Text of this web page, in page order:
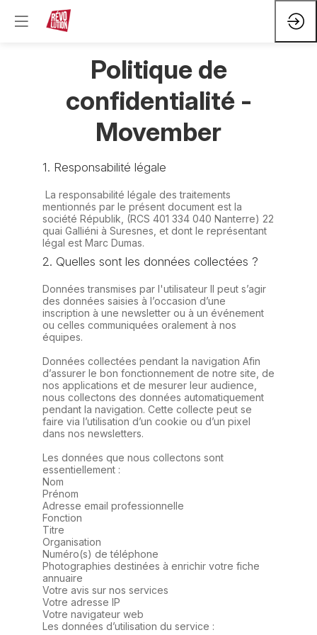
Politique de
confidentialité -
Movember
1. Responsabilité légale
La responsabilité légale des traitements
mentionnés par le présent document est la
société Républik, (RCS 401 334 040 Nanterre) 22
quai Galliéni à Suresnes, et dont le représentant
légal est Marc Dumas.
2. Quelles sont les données collectées ?
Données transmises par l'utilisateur Il peut s’agir
des données saisies à l’occasion d’une
inscription à une newsletter ou à un événement
ou celles communiquées oralement à nos
équipes.
Données collectées pendant la navigation Afin
d’assurer le bon fonctionnement de notre site, de
nos applications et de mesurer leur audience,
nous collectons des données automatiquement
pendant la navigation. Cette collecte peut se
faire via l’utilisation d’un cookie ou d’un pixel
dans nos newsletters.
Les données que nous collectons sont
essentiellement :
Nom
Prénom
Adresse email professionnelle
Fonction
Titre
Organisation
Numéro(s) de téléphone
Photographies destinées à enrichir votre fiche
annuaire
Votre avis sur nos services
Votre adresse IP
Votre navigateur web
Les données d’utilisation du service :